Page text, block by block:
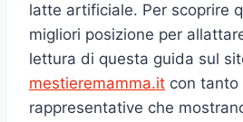
latte artificiale. Per scoprire
migliori posizione per
lettura di questa guida sul
mestieremamma.it con tanto
rappresentative che